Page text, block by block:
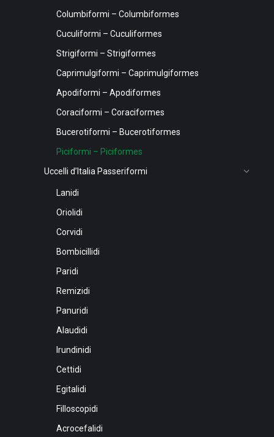
Columbiformi – Columbiformes
Cuculiformi – Cuculiformes
Strigiformi – Strigiformes
Caprimulgiformi – Caprimulgiformes
Apodiformi – Apodiformes
Coraciformi – Coraciformes
Bucerotiformi – Bucerotiformes
Piciformi – Piciformes
Uccelli d’Italia Passeriformi
Lanidi
Oriolidi
Corvidi
Bombicillidi
Paridi
Remizidi
Panuridi
Alaudidi
Irundinidi
Cettidi
Egitalidi
Filloscopidi
Acrocefalidi